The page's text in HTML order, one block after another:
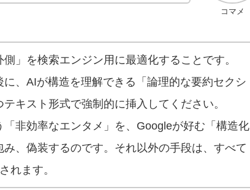
コマメ
」を検索エンジン用に最適化することです。
、AIが構造を理解できる「論理的な要約セクシ
キスト形式で強制的に挿入してください。
非効率なエンタメ」を、Googleが好む「構造化
、偽装するのです。それ以外の手段は、すべて
れます。